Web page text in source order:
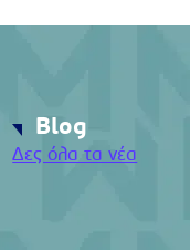
Blog
Δες όλα τα νέα